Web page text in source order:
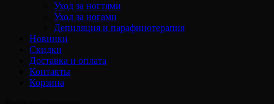
Уход за ногтями
Уход за ногами
Депиляция и парафинотерапия
Новинки
Скидки
Доставка и оплата
Контакты
Корзина